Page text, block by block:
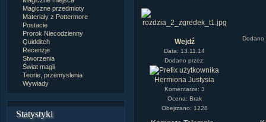
Magiczne przedmioty
Materiały z Pottermore
Postacie
Prorok Niecodzienny
Quidditch
Recenzje
Stworzenia
Świat magii
Teorie, przemyslenia
Wywiady
Statystyki
Wejdź
Data: 13.11.14
Dodano przez:
Hermiona Justysia
Komentarze: 3
Ocena: Brak
Obejrzano: 1228